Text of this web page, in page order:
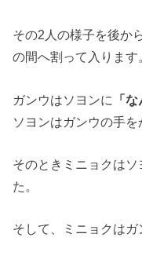
その2人の様子を後か
の間へ割って入ります
ガンウはソヨンに 「
ソヨンはガンウの手を
そのときミニョクは
た。
そして、ミニョクはガ